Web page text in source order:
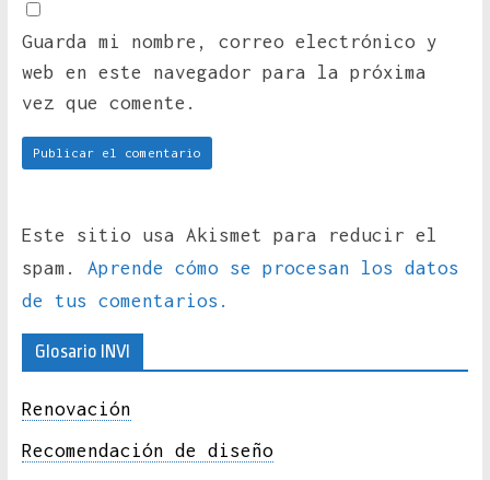
Guarda mi nombre, correo electrónico y
web en este navegador para la próxima
vez que comente.
Este sitio usa Akismet para reducir el
spam. Aprende cómo se procesan los datos
de tus comentarios.
Glosario INVI
Renovación
Recomendación de diseño